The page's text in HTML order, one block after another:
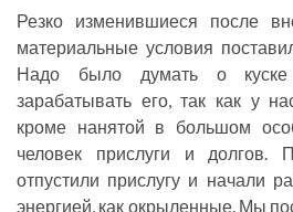
Резко изменившиеся после
материальные условия
Надо было думать о
зарабатывать его, так как у
кроме нанятой в большом
человек прислуги и долгов.
отпустили прислугу и начали
энергией, как окрыленные. Мы